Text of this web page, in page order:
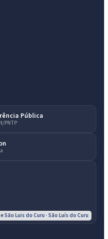
Pública
PNTP
São Luis do Curu · São Luís do Curu